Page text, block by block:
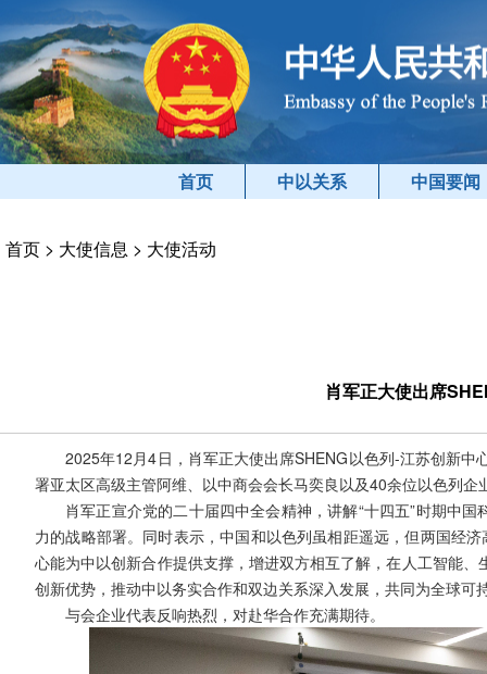
首页 中以关系 中国要闻
首页 > 大使信息 > 大使活动
肖军正大使出席
2025年12月4日，肖军正大使出席SHENG以色列-江苏创新
署亚太区高级主管阿维、以中商会会长马奕良以及40余位以色列企
肖军正宣介党的二十届四中全会精神，讲解“十四五”时期中
力的战略部署。同时表示，中国和以色列虽相距遥远，但两国经
心能为中以创新合作提供支撑，增进双方相互了解，在人工智能
创新优势，推动中以务实合作和双边关系深入发展，共同为全球可
与会企业代表反响热烈，对赴华合作充满期待。